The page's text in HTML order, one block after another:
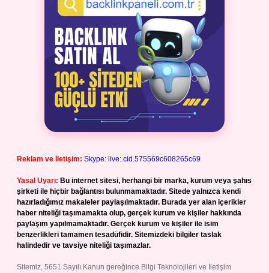
Reklam ve İletişim: Skype: live:.cid.575569c608265c69
Yasal Uyarı: Bu internet sitesi, herhangi bir marka, kurum veya şahıs
şirketi ile hiçbir bağlantısı bulunmamaktadır. Sitede yalnızca kendi
hazırladığımız makaleler paylaşılmaktadır. Burada yer alan içerikler
haber niteliği taşımamakta olup, gerçek kurum ve kişiler hakkında
paylaşım yapılmamaktadır. Gerçek kurum ve kişiler ile isim
benzerlikleri tamamen tesadüfidir. Sitemizdeki bilgiler taslak
halindedir ve tavsiye niteliği taşımazlar.
Sitemiz, 5651 Sayılı Kanun gereğince Bilgi Teknolojileri ve İletişim